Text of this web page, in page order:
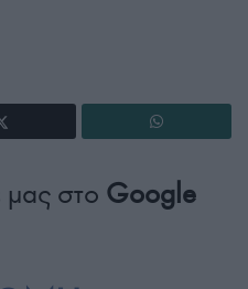
στο Google